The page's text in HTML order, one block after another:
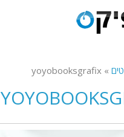
»
yoyobooksgrafix